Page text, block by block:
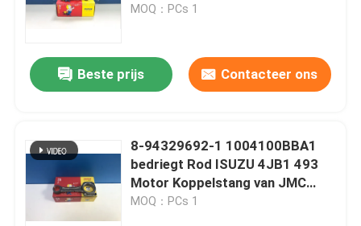
Producten
Ongeveer ons
MOQ：PCs 1
Beste prijs Contacteer ons
8-94329692-1 1004100BBA1
bedriegt Rod ISUZU 4JB1 493
Motor Koppelstang van JMC
1030
MOQ：PCs 1